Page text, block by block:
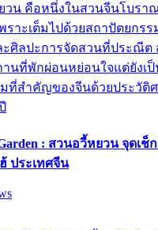
วน คือหนึ่งในสวนจีนโบรา
พราะเต็มไปด้วยสถาปัตยก
ะศิลปะการจัดสวนที่ประณีต
านที่พักผ่อนหย่อนใจแต่ยังเ
ที่สำคัญของจีนด้วยประวัติ
: สวนอวี้หยวน จุดเ
ประเทศจีน